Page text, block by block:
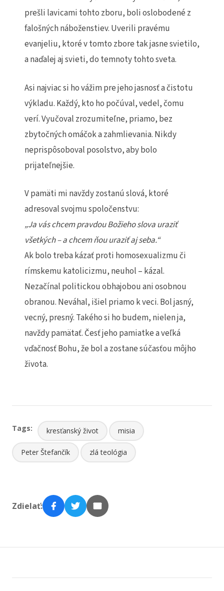
prešli lavicami tohto zboru, boli oslobodené z
falošných náboženstiev. Uverili pravému
evanjeliu, ktoré v tomto zbore tak jasne svietilo,
a naďalej aj svieti, do temnoty tohto sveta.
Asi najviac si ho vážim pre jeho jasnosť a čistotu
výkladu. Každý, kto ho počúval, vedel, čomu
verí. Vyučoval zrozumiteľne, priamo, bez
zbytočných omáčok a zahmlievania. Nikdy
neprispôsoboval posolstvo, aby bolo
prijateľnejšie.
V pamäti mi navždy zostanú slová, ktoré
adresoval svojmu spoločenstvu:
„Ja vás chcem pravdou Božieho slova uraziť
všetkých – a chcem ňou uraziť aj seba.“
Ak bolo treba kázať proti homosexualizmu či
rímskemu katolicizmu, neuhol – kázal.
Nezačínal politickou obhajobou ani osobnou
obranou. Neváhal, išiel priamo k veci. Bol jasný,
vecný, presný. Takého si ho budem, nielen ja,
navždy pamätať. Česť jeho pamiatke a veľká
vďačnosť Bohu, že bol a zostane súčasťou môjho
života.
Tags: kresťanský život misia
Peter Štefančík zlá teológia
Zdielať: